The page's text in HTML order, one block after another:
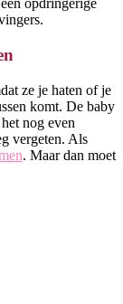
opdringerige
ze je haten of je
komt. De baby
nog even
vergeten. Als
. Maar dan moet